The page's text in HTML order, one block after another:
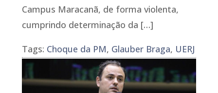
Campus Maracanã, de forma violenta,
cumprindo determinação da […]
Tags: Choque da PM, Glauber Braga, UERJ